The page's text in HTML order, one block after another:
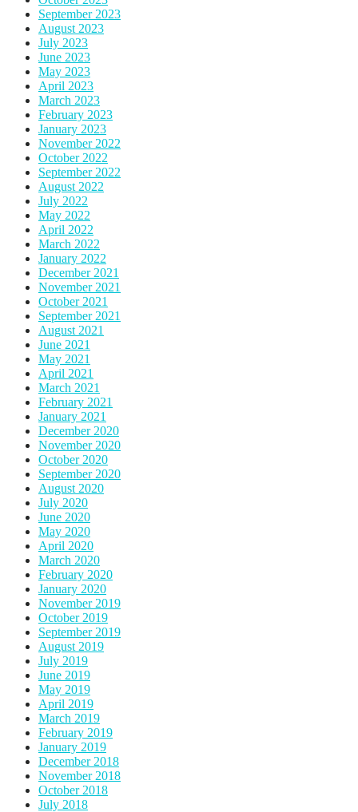
September 2023
August 2023
July 2023
June 2023
May 2023
April 2023
March 2023
February 2023
January 2023
November 2022
October 2022
September 2022
August 2022
July 2022
May 2022
April 2022
March 2022
January 2022
December 2021
November 2021
October 2021
September 2021
August 2021
June 2021
May 2021
April 2021
March 2021
February 2021
January 2021
December 2020
November 2020
October 2020
September 2020
August 2020
July 2020
June 2020
May 2020
April 2020
March 2020
February 2020
January 2020
November 2019
October 2019
September 2019
August 2019
July 2019
June 2019
May 2019
April 2019
March 2019
February 2019
January 2019
December 2018
November 2018
October 2018
July 2018